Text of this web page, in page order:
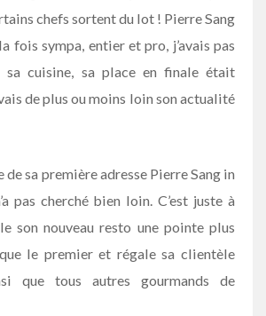
chefs sortent du lot ! Pierre Sang
fois sympa, entier et pro, j’avais pas
sa cuisine, sa place en finale était
de plus ou moins loin son actualité
de sa première adresse Pierre Sang in
pas cherché bien loin. C’est juste à
son nouveau resto une pointe plus
le premier et régale sa clientèle
que tous autres gourmands de